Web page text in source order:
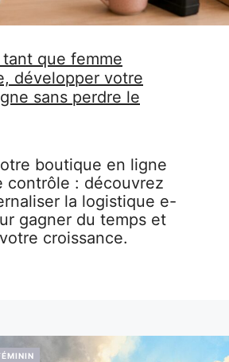
que femme
développer votre
sans perdre le
boutique en ligne
contrôle : découvrez
la logistique e-
gagner du temps et
croissance.